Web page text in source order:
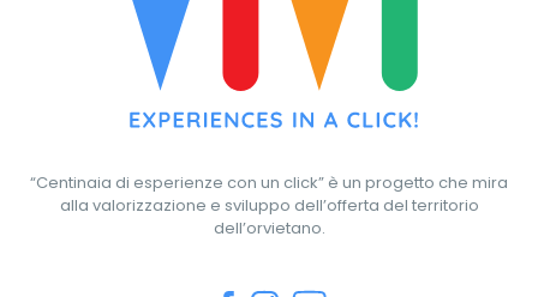
“Centinaia di esperienze con un click” è un progetto che mira
alla valorizzazione e sviluppo dell’offerta del territorio
dell’orvietano.